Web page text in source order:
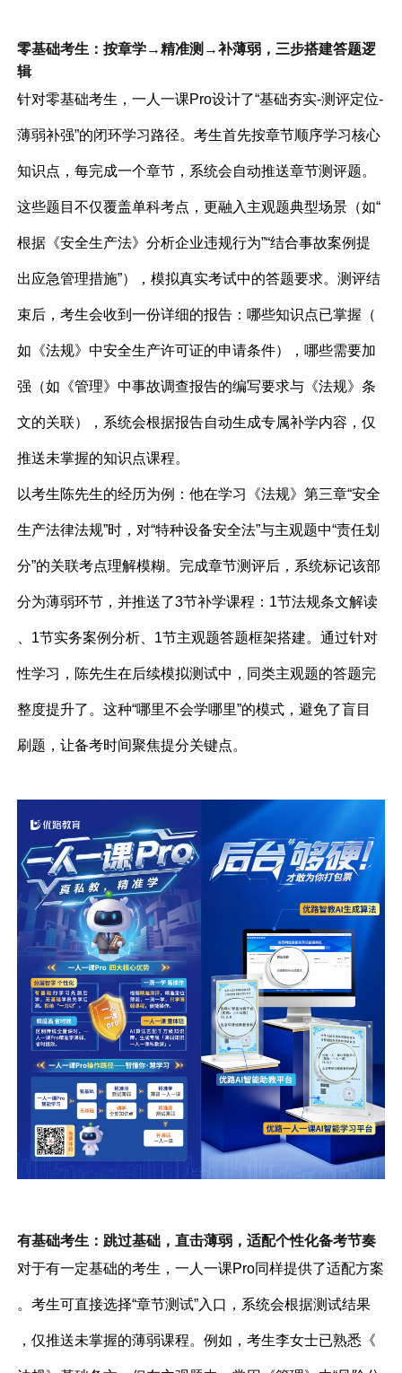
零基础考生：按章学→精准测→补薄弱，三步搭建答题逻
辑
针对零基础考生，一人一课Pro设计了“基础夯实-测评定位-
薄弱补强”的闭环学习路径。考生首先按章节顺序学习核心
知识点，每完成一个章节，系统会自动推送章节测评题。
这些题目不仅覆盖单科考点，更融入主观题典型场景（如“
根据《安全生产法》分析企业违规行为”“结合事故案例提
出应急管理措施”），模拟真实考试中的答题要求。测评结
束后，考生会收到一份详细的报告：哪些知识点已掌握（
如《法规》中安全生产许可证的申请条件），哪些需要加
强（如《管理》中事故调查报告的编写要求与《法规》条
文的关联），系统会根据报告自动生成专属补学内容，仅
推送未掌握的知识点课程。
以考生陈先生的经历为例：他在学习《法规》第三章“安全
生产法律法规”时，对“特种设备安全法”与主观题中“责任划
分”的关联考点理解模糊。完成章节测评后，系统标记该部
分为薄弱环节，并推送了3节补学课程：1节法规条文解读
、1节实务案例分析、1节主观题答题框架搭建。通过针对
性学习，陈先生在后续模拟测试中，同类主观题的答题完
整度提升了。这种“哪里不会学哪里”的模式，避免了盲目
刷题，让备考时间聚焦提分关键点。
有基础考生：跳过基础，直击薄弱，适配个性化备考节奏
对于有一定基础的考生，一人一课Pro同样提供了适配方案
。考生可直接选择“章节测试”入口，系统会根据测试结果
，仅推送未掌握的薄弱课程。例如，考生李女士已熟悉《